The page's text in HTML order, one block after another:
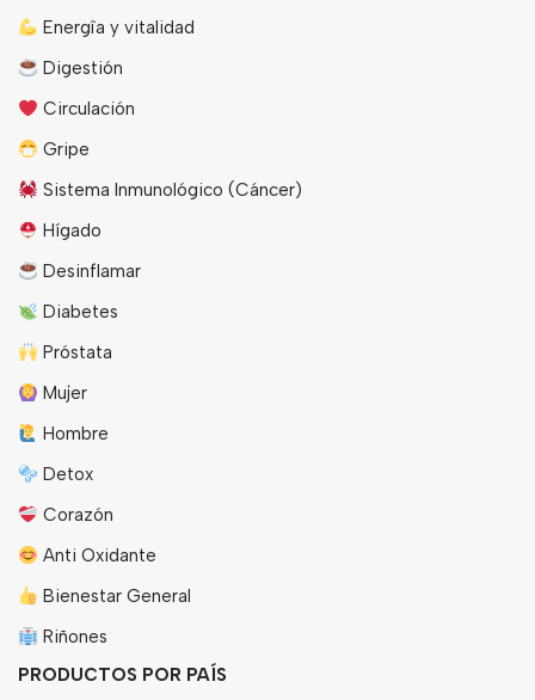
Energîa y vitalidad
Digestión
Circulación
Gripe
Sistema Inmunológico (Cáncer)
Hígado
Desinflamar
Diabetes
Próstata
Mujer
Hombre
Detox
Corazón
Anti Oxidante
Bienestar General
Riñones
PRODUCTOS POR PAÍS